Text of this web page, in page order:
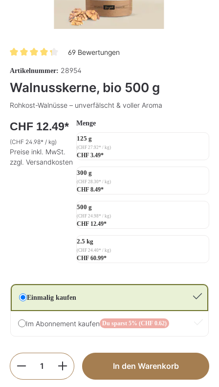
69 Bewertungen
Artikelnummer: 28954
Walnusskerne, bio 500 g
Rohkost-Walnüsse – unverfälscht & voller Aroma
CHF 12.49*
(CHF 24.98* / kg)
Preise inkl. MwSt.
zzgl. Versandkosten
Mengeauswählen
125 g
(CHF 27.92* / kg)
CHF 3.49*
300 g
(CHF 28.30* / kg)
CHF 8.49*
500 g
(CHF 24.98* / kg)
CHF 12.49*
2.5 kg
(CHF 24.40* / kg)
CHF 60.99*
Einmalig kaufen
Im Abonnement kaufen Du sparst 5% (CHF 0.62)
Produkt Anzahl: Gib den gewünschten
In den Warenkorb